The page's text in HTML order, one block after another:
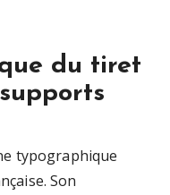
du tiret
typographique
Son